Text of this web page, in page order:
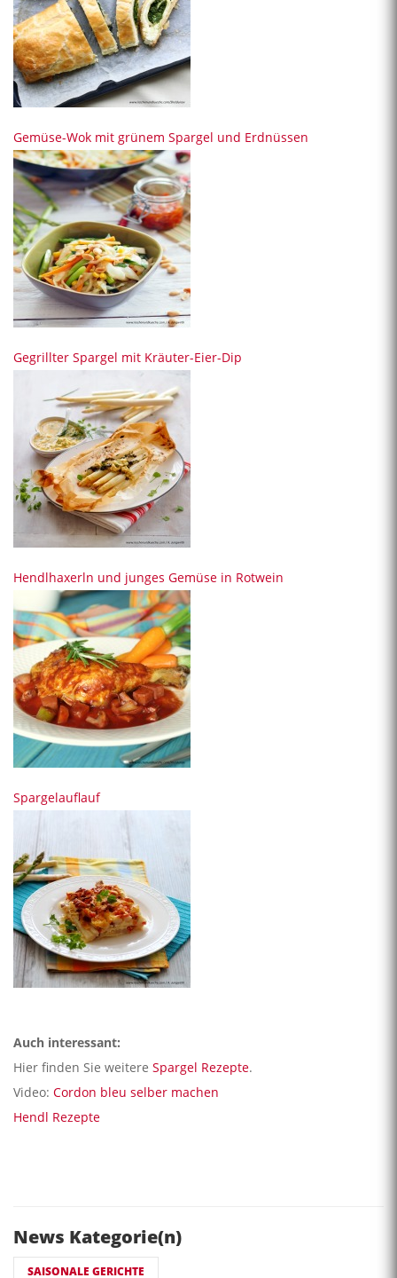
Gemüse-Wok mit grünem Spargel und Erdnüssen
Gegrillter Spargel mit Kräuter-Eier-Dip
Hendlhaxerln und junges Gemüse in Rotwein
Spargelauflauf
Auch interessant:
Hier finden Sie weitere Spargel Rezepte.
Video: Cordon bleu selber machen
Hendl Rezepte
News Kategorie(n)
SAISONALE GERICHTE